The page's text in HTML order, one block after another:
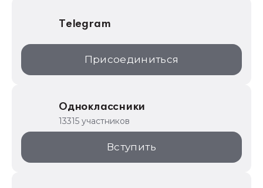
Telegram
Присоединиться
Одноклассники
13315 участников
Вступить